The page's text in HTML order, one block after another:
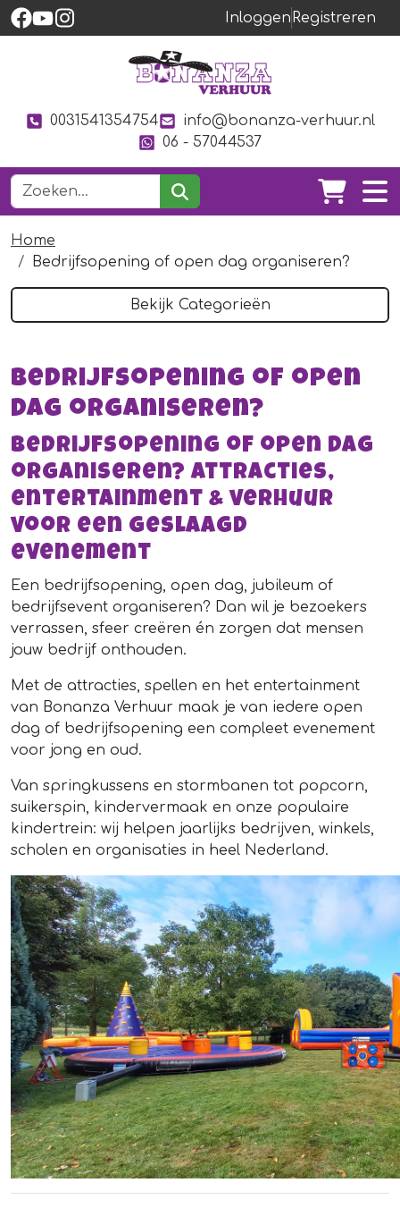
Inloggen Registreren
0031541354754
info@bonanza-verhuur.nl
06 - 57044537
Home
Bedrijfsopening of open dag organiseren?
Bekijk Categorieën
Bedrijfsopening of open
dag organiseren?
Bedrijfsopening of open dag
organiseren? Attracties,
entertainment & verhuur
voor een geslaagd
evenement
Een bedrijfsopening, open dag, jubileum of
bedrijfsevent organiseren? Dan wil je bezoekers
verrassen, sfeer creëren én zorgen dat mensen
jouw bedrijf onthouden.
Met de attracties, spellen en het entertainment
van Bonanza Verhuur maak je van iedere open
dag of bedrijfsopening een compleet evenement
voor jong en oud.
Van springkussens en stormbanen tot popcorn,
suikerspin, kindervermaak en onze populaire
kindertrein: wij helpen jaarlijks bedrijven, winkels,
scholen en organisaties in heel Nederland.